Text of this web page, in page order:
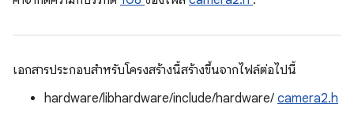
เอกสารประกอบสำหรับโครงสร้างนี้สร้างขึ้นจากไฟล์ต่อไปนี้
hardware/libhardware/include/hardware/ camera2.h